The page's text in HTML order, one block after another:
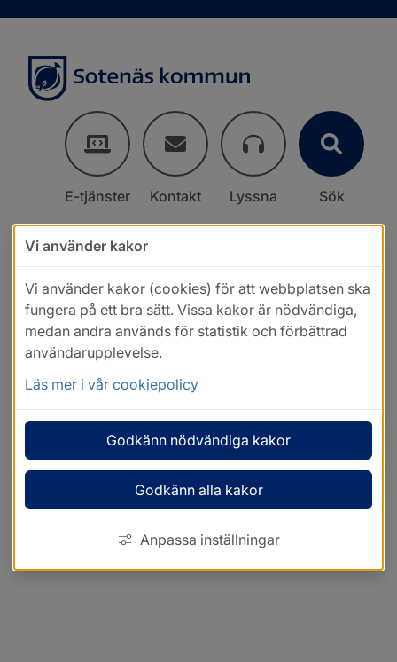
E-tjänster Kontakt Lyssna Sök
Vi använder kakor
Vi använder kakor (cookies) för att webbplatsen ska
fungera på ett bra sätt. Vissa kakor är nödvändiga,
medan andra används för statistik och förbättrad
användarupplevelse.
Läs mer i vår cookiepolicy
Godkänn nödvändiga kakor
Godkänn alla kakor
Anpassa inställningar